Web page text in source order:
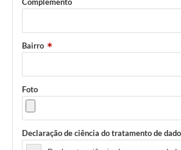
2ª Via de Tributos
FAQ - Perguntas frequentes
Bairro
Foto
Declaração de ciência do tratamento de